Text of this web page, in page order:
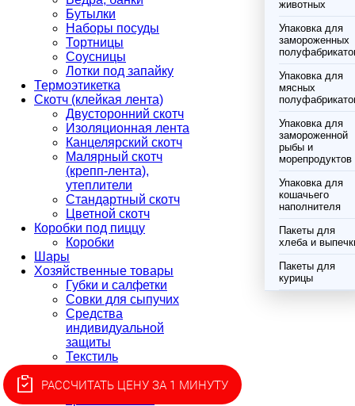
Бутылки
Наборы посуды
Тортницы
Соусницы
Лотки под запайку
Термоэтикетка
Скотч (клейкая лента)
Двусторонний скотч
Изоляционная лента
Канцелярский скотч
Малярный скотч
(крепп-лента),
утеплители
Стандартный скотч
Цветной скотч
Коробки под пиццу
Коробки
Шары
Хозяйственные товары
Губки и салфетки
Совки для сыпучих
Средства
индивидуальной
защиты
Текстиль
Товары для
животных
Упаковка для
замороженных
Упаковка для
мясных
Упаковка для
замороженной
рыбы и
морепродуктов
Упаковка для
кошачьего
наполнителя
Пакеты для
хлеба и
Пакеты для
курицы
РАССЧИТАТЬ ЦЕНУ ЗА 1 МИНУТУ